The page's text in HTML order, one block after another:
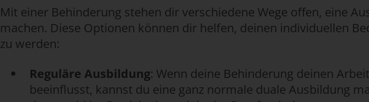
Mit einer Behinderung stehen dir verschiedene Wege offen, eine
machen. Diese Optionen können dir helfen, deinen individuellen
zu werden:
Reguläre Ausbildung: Wenn deine Behinderung deinen
beeinflusst, kannst du eine ganz normale duale Ausbildung